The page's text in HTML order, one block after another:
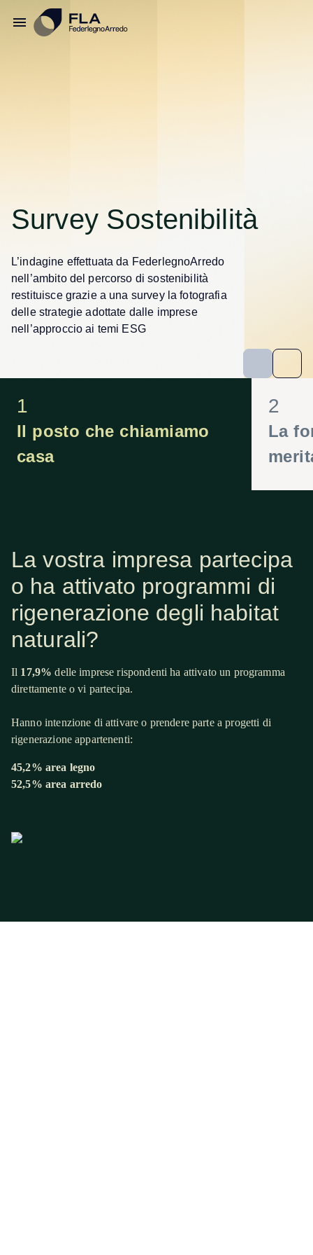
Survey Sostenibilità
L’indagine effettuata da FederlegnoArredo
nell’ambito del percorso di sostenibilità
restituisce grazie a una survey la fotografia
delle strategie adottate dalle imprese
nell’approccio ai temi ESG
1
Il posto che chiamiamo
casa
2
La
La vostra impresa partecipa
o ha attivato​ programmi di
rigenerazione degli habitat
naturali?
Il 17,9%delle imprese rispondenti ha attivato un programma
direttamente o vi partecipa​.
Hanno intenzione di attivare o prendere parte a progetti di
rigenerazione appartenenti:
45,2% area legno ​
52,5% area arredo